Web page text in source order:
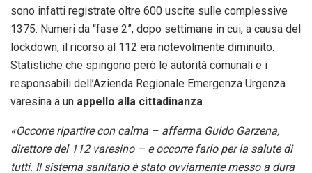
sono infatti registrate oltre 600 uscite sulle complessive
1375. Numeri da “fase 2”, dopo settimane in cui, a causa del
lockdown, il ricorso al 112 era notevolmente diminuito.
Statistiche che spingono però le autorità comunali e i
responsabili dell’Azienda Regionale Emergenza Urgenza
varesina a un appello alla cittadinanza.
«Occorre ripartire con calma – afferma Guido Garzena,
direttore del 112 varesino – e occorre farlo per la salute di
tutti. Il sistema sanitario è stato ovviamente messo a dura